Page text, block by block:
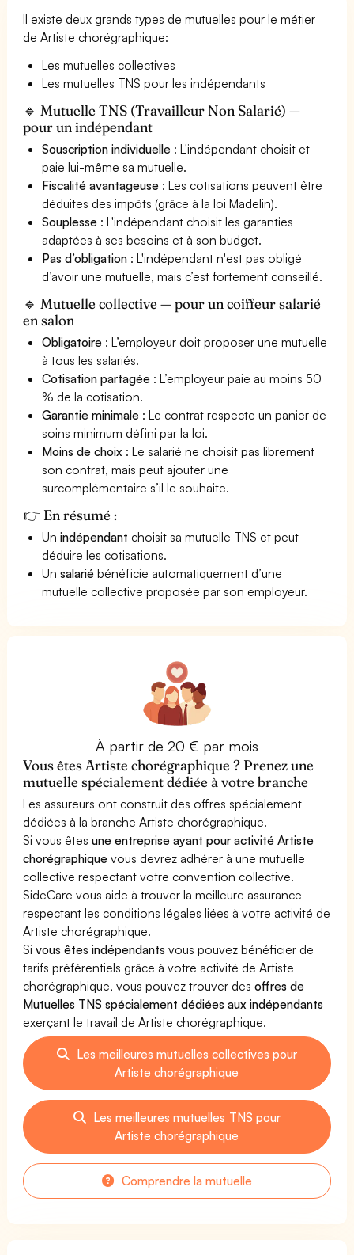
Il existe deux grands types de mutuelles pour le métier
de Artiste chorégraphique:
Les mutuelles collectives
Les mutuelles TNS pour les indépendants
🔹 Mutuelle TNS (Travailleur Non Salarié) —
pour un indépendant
Souscription individuelle : L'indépendant choisit et
paie lui-même sa mutuelle.
Fiscalité avantageuse : Les cotisations peuvent être
déduites des impôts (grâce à la loi Madelin).
Souplesse : L'indépendant choisit les garanties
adaptées à ses besoins et à son budget.
Pas d’obligation : L'indépendant n'est pas obligé
d’avoir une mutuelle, mais c’est fortement conseillé.
🔹 Mutuelle collective — pour un coiffeur salarié
en salon
Obligatoire : L’employeur doit proposer une mutuelle
à tous les salariés.
Cotisation partagée : L’employeur paie au moins 50
% de la cotisation.
Garantie minimale : Le contrat respecte un panier de
soins minimum défini par la loi.
Moins de choix : Le salarié ne choisit pas librement
son contrat, mais peut ajouter une
surcomplémentaire s’il le souhaite.
👉 En résumé :
Unindépendant choisit sa mutuelle TNS et peut
déduire les cotisations.
Unsalarié bénéficie automatiquement d’une
mutuelle collective proposée par son employeur.
À partir de 20 € par mois
Vous êtes Artiste chorégraphique ? Prenez une
mutuelle spécialement dédiée à votre branche
Les assureurs ont construit des offres spécialement
dédiées à la branche Artiste chorégraphique.
Si vous êtesune entreprise ayant pour activité Artiste
chorégraphique vous devrez adhérer à une mutuelle
collective respectant votre convention collective.
SideCare vous aide à trouver la meilleure assurance
respectant les conditions légales liées à votre activité de
Artiste chorégraphique.
Sivous êtes indépendants vous pouvez bénéficier de
tarifs préférentiels grâce à votre activité de Artiste
chorégraphique, vous pouvez trouver desoffres de
Mutuelles TNS spécialement dédiées aux indépendants
exerçant le travail de Artiste chorégraphique.
Les meilleures mutuelles collectives pour
Artiste chorégraphique
Les meilleures mutuelles TNS pour
Artiste chorégraphique
Comprendre la mutuelle